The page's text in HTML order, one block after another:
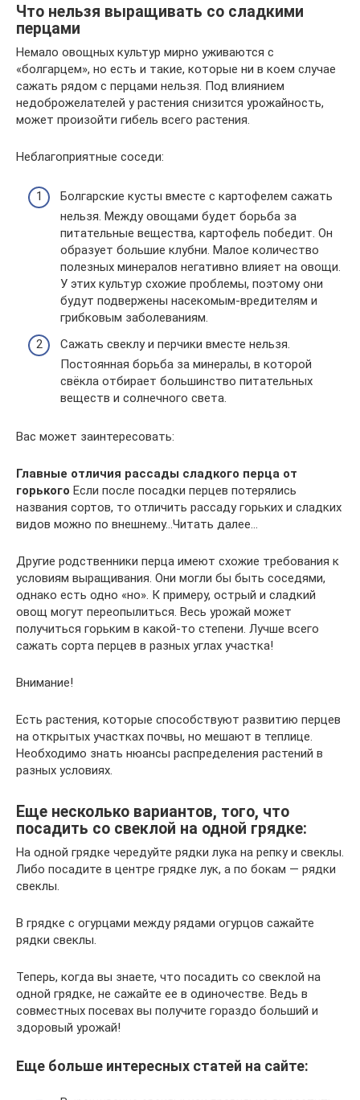
Что нельзя выращивать со сладкими
перцами
Немало овощных культур мирно уживаются с
«болгарцем», но есть и такие, которые ни в коем случае
сажать рядом с перцами нельзя. Под влиянием
недоброжелателей у растения снизится урожайность,
может произойти гибель всего растения.
Неблагоприятные соседи:
Болгарские кусты вместе с картофелем сажать
нельзя. Между овощами будет борьба за
питательные вещества, картофель победит. Он
образует большие клубни. Малое количество
полезных минералов негативно влияет на овощи.
У этих культур схожие проблемы, поэтому они
будут подвержены насекомым-вредителям и
грибковым заболеваниям.
Сажать свеклу и перчики вместе нельзя.
Постоянная борьба за минералы, в которой
свёкла отбирает большинство питательных
веществ и солнечного света.
Вас может заинтересовать:
Главные отличия рассады сладкого перца от
горького Если после посадки перцев потерялись
названия сортов, то отличить рассаду горьких и сладких
видов можно по внешнему…Читать далее…
Другие родственники перца имеют схожие требования к
условиям выращивания. Они могли бы быть соседями,
однако есть одно «но». К примеру, острый и сладкий
овощ могут переопылиться. Весь урожай может
получиться горьким в какой-то степени. Лучше всего
сажать сорта перцев в разных углах участка!
Внимание!
Есть растения, которые способствуют развитию перцев
на открытых участках почвы, но мешают в теплице.
Необходимо знать нюансы распределения растений в
разных условиях.
Еще несколько вариантов, того, что
посадить со свеклой на одной грядке:
На одной грядке чередуйте рядки лука на репку и свеклы.
Либо посадите в центре грядке лук, а по бокам — рядки
свеклы.
В грядке с огурцами между рядами огурцов сажайте
рядки свеклы.
Теперь, когда вы знаете, что посадить со свеклой на
одной грядке, не сажайте ее в одиночестве. Ведь в
совместных посевах вы получите гораздо больший и
здоровый урожай!
Еще больше интересных статей на сайте: